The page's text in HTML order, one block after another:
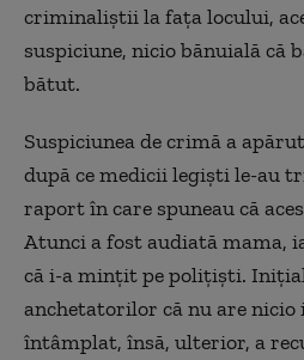
criminaliștii la fața locului,
suspiciune, nicio bănuială că
bătut.
Suspiciunea de crimă a
după ce medicii legiști le-au
raport în care spuneau că
Atunci a fost audiată mama,
că i-a mințit pe polițiști.
anchetatorilor că nu are nicio
întâmplat, însă, ulterior, a